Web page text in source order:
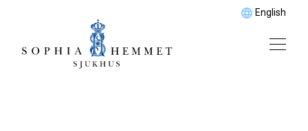
English